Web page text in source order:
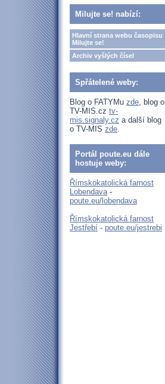
Milujte se! nabízí:
Hlavní strana webu časopisu
Milujte se!
Archiv vyšlých čísel
Spřátelené weby:
Blog o FATYMu zde, blog o
TV-MIS.cz tv-
mis.signaly.cz a další blog
o TV-MIS zde.
Portál poute.eu dále
hostuje weby:
Římskokatolická farnost
Lobendava-
poute.eu/lobendava
Římskokatolická farnost
Jestřebí - poute.eu/jestrebi